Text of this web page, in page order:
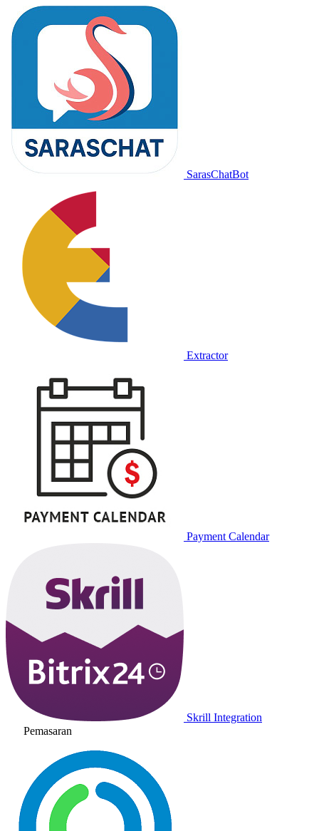
SarasChatBot
Extractor
Payment Calendar
Skrill Integration
Pemasaran